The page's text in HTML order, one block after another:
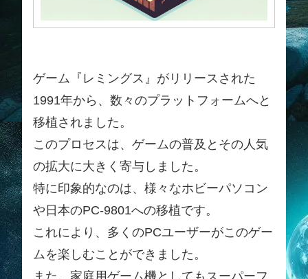
ゲーム『レミングス』がリリースされた
1991年から、数々のプラットフォームへと
移植されました。
このプロセスは、ゲームの普及とその人気
の拡大に大きく寄与しました。
特に印象的なのは、様々なホビーパソコン
や日本のPC-9801への移植です。
これにより、多くのPCユーザーがこのゲー
ムを楽しむことができました。